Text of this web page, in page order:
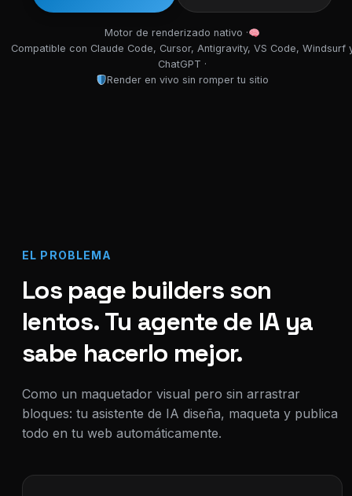
Motor de renderizado nativo ·
Compatible con Claude Code, Cursor, Antigravity, VS Code, Windsurf
ChatGPT ·
Render en vivo sin romper tu sitio
EL PROBLEMA
Los page builders son
lentos. Tu agente de IA ya
sabe hacerlo mejor.
Como un maquetador visual pero sin arrastrar
bloques: tu asistente de IA diseña, maqueta y publica
todo en tu web automáticamente.